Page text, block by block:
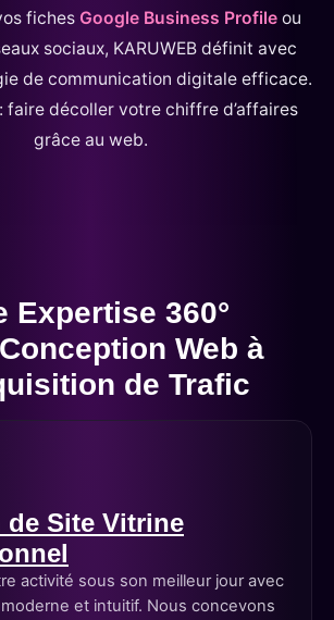
fiches Google Business Profile ou
sociaux, KARUWEB définit avec
de communication digitale efficace.
faire décoller votre chiffre d’affaires
grâce au web.
Expertise 360°
Web à
de Trafic
de Site Vitrine
activité sous son meilleur jour avec
et intuitif. Nous concevons